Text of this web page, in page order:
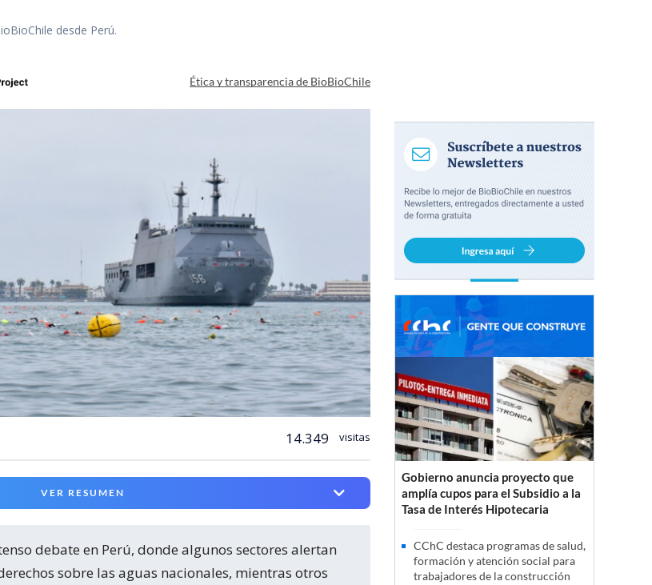
desde Perú.
Ética y transparencia de BioBioChile
14.349 visitas
VER RESUMEN
sobre las aguas nacionales, mientras otros
Gobierno anuncia proyecto que
amplía cupos para el Subsidio a la
Tasa de Interés Hipotecaria
CChC destaca programas de salud,
formación y atención social para
trabajadores de la construcción